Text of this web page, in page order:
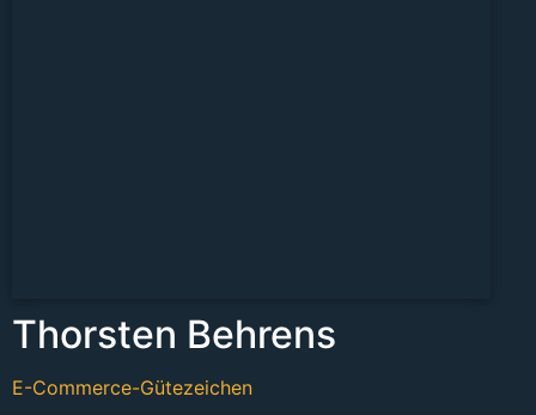
Thorsten Behrens
E-Commerce-Gütezeichen